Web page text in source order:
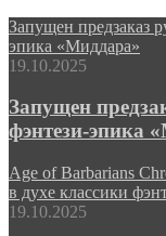
Запущен предзаказ
эпика «Миддара»
19.10.2025
Запущен
фэнтези-эпика
Age of Barbarians
в духе классики
19.10.2025